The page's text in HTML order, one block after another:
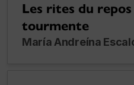
Les rites du
tourmente
María Andreína